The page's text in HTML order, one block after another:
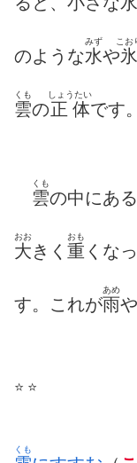
のような水
みず
や氷
こお
雲
くも
の正体
しょうたい
です。
雲
くも
の中にある
大
おお
きく 重
おも
くな
す。これが雨
あめ
や
⭐️ ⭐️
くも